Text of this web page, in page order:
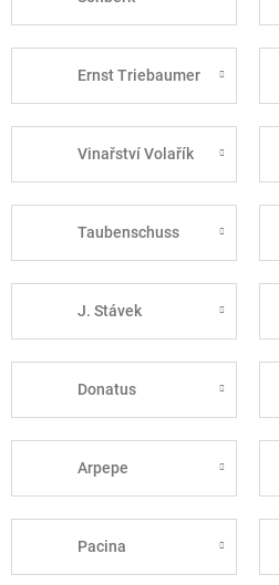
Ernst Triebaumer
Vinařství Volařík
Taubenschuss
J. Stávek
Donatus
Arpepe
Pacina